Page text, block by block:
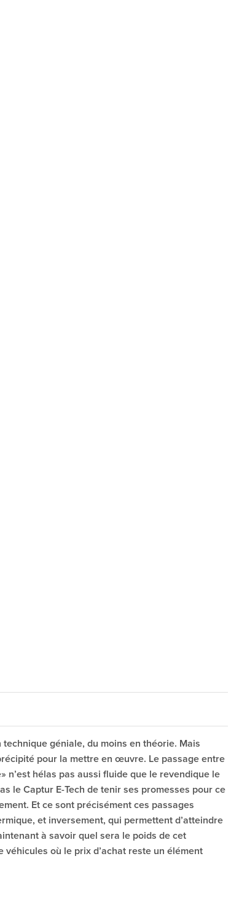
technique géniale, du moins en théorie. Mais
pour la mettre en œuvre. Le passage entre
n’est hélas pas aussi fluide que le revendique le
le Captur E-Tech de tenir ses promesses pour ce
Et ce sont précisément ces passages
et inversement, qui permettent d’atteindre
à savoir quel sera le poids de cet
où le prix d’achat reste un élément